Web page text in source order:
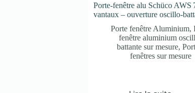
Porte-fenêtre alu Schüco AWS
vantaux – ouverture oscillo-
Porte fenêtre Aluminium,
fenêtre aluminium
battante sur mesure,
fenêtres sur mesure